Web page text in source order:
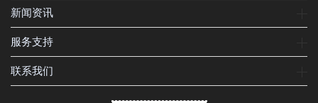
新闻资讯
服务支持
联系我们